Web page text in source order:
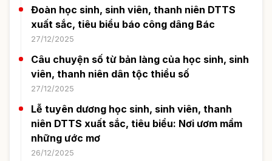
Đoàn học sinh, sinh viên, thanh niên DTTS
xuất sắc, tiêu biểu báo công dâng Bác
27/12/2025
Câu chuyện số từ bản làng của học sinh, sinh
viên, thanh niên dân tộc thiểu số
27/12/2025
Lễ tuyên dương học sinh, sinh viên, thanh
niên DTTS xuất sắc, tiêu biểu: Nơi ươm mầm
những ước mơ
26/12/2025